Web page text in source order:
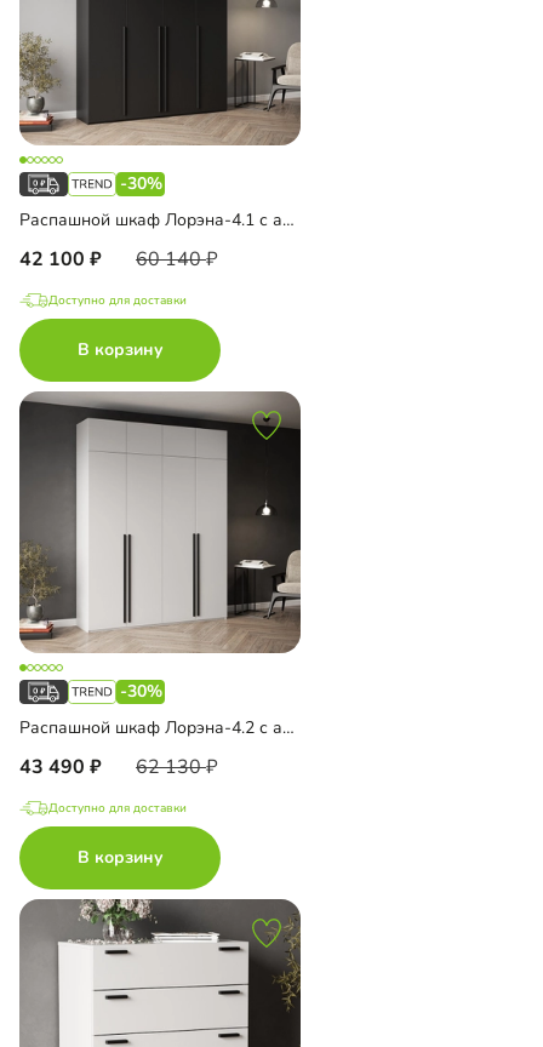
-30%
Распашной шкаф Лорэна-4.1 с антресолью
42 100 60 140
Доступно для доставки
В корзину
-30%
Распашной шкаф Лорэна-4.2 с антресолью
43 490 62 130
Доступно для доставки
В корзину